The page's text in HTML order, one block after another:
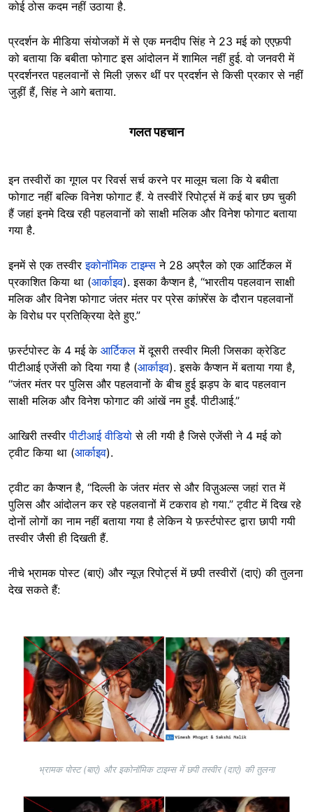
कोई ठोस कदम नहीं उठाया है.
प्रदर्शन के मीडिया संयोजकों में से एक मनदीप सिंह ने 23 मई को एएफ़पी
को बताया कि बबीता फोगाट इस आंदोलन में शामिल नहीं हुई. वो जनवरी में
प्रदर्शनरत पहलवानों से मिली ज़रूर थीं पर प्रदर्शन से किसी प्रकार से नहीं
जुड़ीं हैं, सिंह ने आगे बताया.
गलत पहचान
इन तस्वीरों का गूगल पर रिवर्स सर्च करने पर मालूम चला कि ये बबीता
फोगाट नहीं बल्कि विनेश फोगाट हैं. ये तस्वीरें रिपोर्ट्स में कई बार छप चुकी
हैं जहां इनमे दिख रही पहलवानों को साक्षी मलिक और विनेश फोगाट बताया
गया है.
इनमें से एक तस्वीरइकोनॉमिक टाइम्स ने 28 अप्रैल को एक आर्टिकल में
प्रकाशित किया था (आर्काइव). इसका कैप्शन है, “भारतीय पहलवान साक्षी
मलिक और विनेश फोगाट जंतर मंतर पर प्रेस कांफ़्रेंस के दौरान पहलवानों
के विरोध पर प्रतिक्रिया देते हुए.”
फ़र्स्टपोस्ट के 4 मई के आर्टिकल में दूसरी तस्वीर मिली जिसका क्रेडिट
पीटीआई एजेंसी को दिया गया है (आर्काइव). इसके कैप्शन में बताया गया है,
“जंतर मंतर पर पुलिस और पहलवानों के बीच हुई झड़प के बाद पहलवान
साक्षी मलिक और विनेश फोगाट की आंखें नम हुईं. पीटीआई.”
आखिरी तस्वीरपीटीआई वीडियो से ली गयी है जिसे एजेंसी ने 4 मई को
ट्वीट किया था (आर्काइव).
ट्वीट का कैप्शन है, “दिल्ली के जंतर मंतर से और विज़ुअल्स जहां रात में
पुलिस और आंदोलन कर रहे पहलवानों में टकराव हो गया.” ट्वीट में दिख रहे
दोनों लोगों का नाम नहीं बताया गया है लेकिन ये फ़र्स्टपोस्ट द्वारा छापी गयी
तस्वीर जैसी ही दिखती हैं.
नीचे भ्रामक पोस्ट (बाएं) और न्यूज़ रिपोर्ट्स में छपी तस्वीरों (दाएं) की तुलना
देख सकते हैं:
Image
भ्रामक पोस्ट (बाएं) और इकोनॉमिक टाइम्स में छपी तस्वीर (दाएं) की तुलना
Image